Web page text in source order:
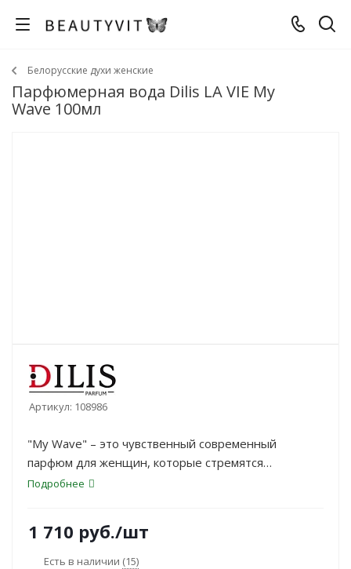
Белорусские духи женские
Парфюмерная вода Dilis LA VIE My
Wave 100мл
Артикул: 108986
"My Wave" – это чувственный современный
парфюм для женщин, которые стремятся
следовать своему пути. Аромат вдохновлен духом
свежестью бергамота и зеленых нот в сочетании с
нежными аккордами апельсинового цвета.
Подробнее
1 710 руб./шт
Есть в наличии (15)